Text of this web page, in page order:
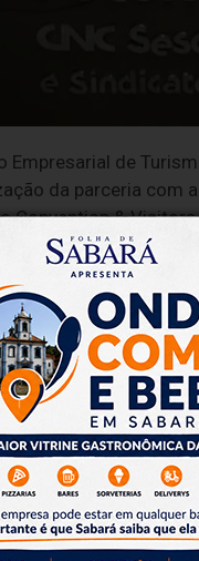
Empresarial de
da parceria com
Convention &
sem fins
é fortalecer o
da capital
e outros eventos
com a Casa do
de Turismo
& Visitors Bureau na
por 20 anos, ver a
de
de Turismo de